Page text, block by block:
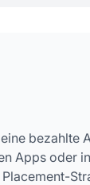
bezahlte
Apps oder